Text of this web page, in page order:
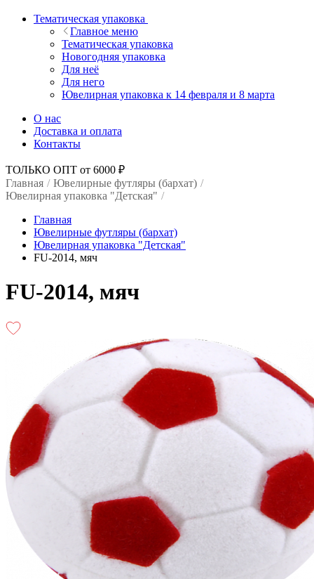
Тематическая упаковка
Главное меню
Тематическая упаковка
Новогодняя упаковка
Для неё
Для него
Ювелирная упаковка к 14 февраля и 8 марта
О нас
Доставка и оплата
Контакты
ТОЛЬКО ОПТ от 6000 ₽
Главная / Ювелирные футляры (бархат) /
Ювелирная упаковка "Детская" /
Главная
Ювелирные футляры (бархат)
Ювелирная упаковка "Детская"
FU-2014, мяч
FU-2014, мяч